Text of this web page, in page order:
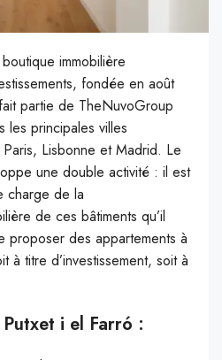
immobilière
fondée en août
partie de TheNuvoGroup
les principales villes
Lisbonne et Madrid. Le
une double activité : il est
charge de la
de ces bâtiments qu’il
proposer des appartements à
à titre d’investissement, soit à
i el Farró :